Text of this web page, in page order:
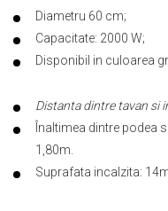
Diametru 60 cm;
Capacitate: 2000 W;
Disponibil in culoarea
Distanta dintre tavan si
Înaltimea dintre podea
1,80m.
Suprafata incalzita: